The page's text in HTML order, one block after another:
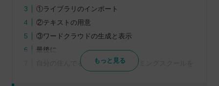
①ライブラリのインポート
②テキストの用意
③ワードクラウドの生成と表示
最後に
自分の住んでるエリアでプログラミングスクールを
もっと見る